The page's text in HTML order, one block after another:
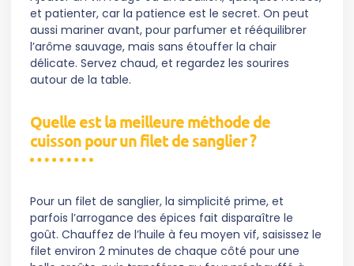
et patienter, car la patience est le secret. On peut
aussi mariner avant, pour parfumer et rééquilibrer
l’arôme sauvage, mais sans étouffer la chair
délicate. Servez chaud, et regardez les sourires
autour de la table.
Quelle est la meilleure méthode de
cuisson pour un filet de sanglier ?
Pour un filet de sanglier, la simplicité prime, et
parfois l’arrogance des épices fait disparaître le
goût. Chauffez de l’huile à feu moyen vif, saisissez le
filet environ 2 minutes de chaque côté pour une